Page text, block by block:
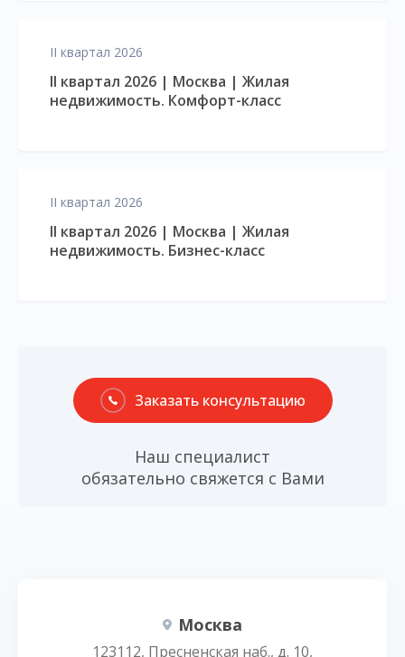
II квартал 2026
II квартал 2026 | Москва | Жилая
недвижимость. Комфорт-класс
II квартал 2026
II квартал 2026 | Москва | Жилая
недвижимость. Бизнес-класс
Заказать консультацию
Наш специалист
обязательно свяжется с Вами
Москва
123112, Пресненская наб., д. 10,